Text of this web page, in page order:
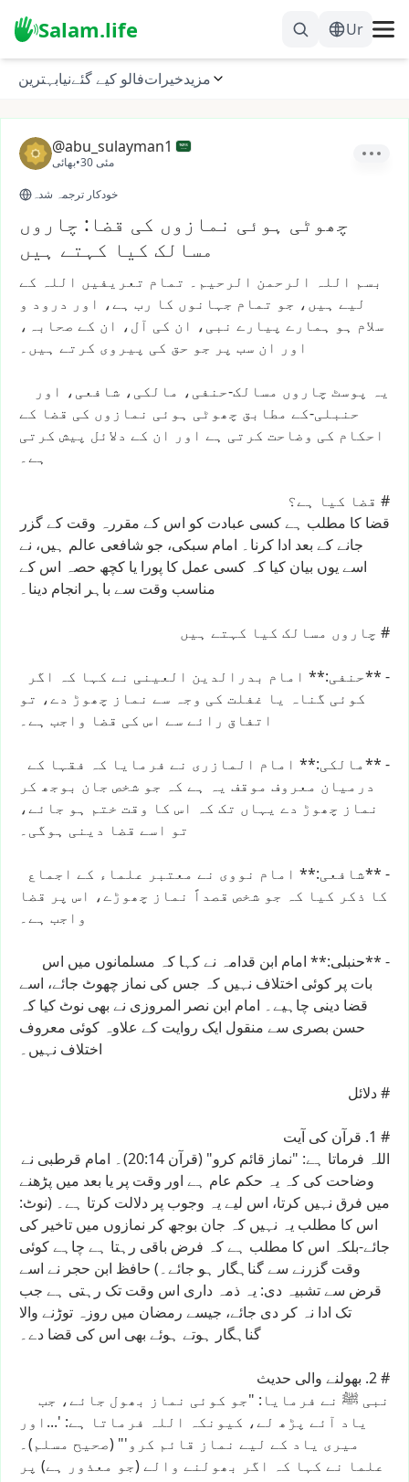
Salam.life Ur
بہتریننیافالو کیے گئےخیراتمزید
@abu_sulayman1
بھائی• 30 مئی
خودکار ترجمہ شدہ
چھوٹی ہوئی نمازوں کی قضا: چاروں
مسالک کیا کہتے ہیں
بسم اللہ الرحمن الرحیم۔ تمام تعریفیں اللہ کے
لیے ہیں، جو تمام جہانوں کا رب ہے، اور درود و
سلام ہو ہمارے پیارے نبی، ان کی آل، ان کے صحابہ،
اور ان سب پر جو حق کی پیروی کرتے ہیں۔
یہ پوسٹ چاروں مسالک-حنفی، مالکی، شافعی، اور
حنبلی-کے مطابق چھوٹی ہوئی نمازوں کی قضا کے
احکام کی وضاحت کرتی ہے اور ان کے دلائل پیش کرتی
ہے۔
# قضا کیا ہے؟
قضا کا مطلب ہےکسی عبادت کو اس کے مقررہ وقت کےگزر
جانےکے بعد ادا کرنا۔ امام سبکی، جو شافعی عالم ہیں، نے
اسے یوں بیان کیا کہ کسی عمل کا پورا یا کچھ حصہ اس کے
مناسب وقت سے باہر انجام دینا۔
# چاروں مسالک کیا کہتے ہیں
- **حنفی:** امام بدرالدین العینی نے کہا کہ اگر
کوئی گناہ یا غفلت کی وجہ سے نماز چھوڑ دے، تو
اتفاق رائے سے اس کی قضا واجب ہے۔
- **مالکی:** امام المازری نے فرمایا کہ فقہا کے
درمیان معروف موقف یہ ہے کہ جو شخص جان بوجھ کر
نماز چھوڑ دے یہاں تک کہ اس کا وقت ختم ہو جائے،
تو اسے قضا دینی ہوگی۔
- **شافعی:** امام نووی نے معتبر علماء کے اجماع
کا ذکر کیا کہ جو شخص قصداً نماز چھوڑے، اس پر قضا
واجب ہے۔
- **حنبلی:** امام ابن قدامہ نےکہا کہ مسلمانوں میں اس
بات پر کوئی اختلاف نہیں کہ جس کی نماز چھوٹ جائے، اسے
قضا دینی چاہیے۔ امام ابن نصر المروزی نے بھی نوٹ کیا کہ
حسن بصری سے منقول ایک روایت کے علاوہ کوئی معروف
اختلاف نہیں۔
#دلائل
#
1. قرآن کی آیت
اللہ فرماتا ہے: "نماز قائم کرو" (قرآن 20:14)۔ امام قرطبی نے
وضاحت کی کہ یہ حکم عام ہے اور وقت پر یا بعد میں پڑھنے
میں فرق نہیں کرتا، اس لیے یہ وجوب پر دلالت کرتا ہے۔ (نوٹ:
اس کا مطلب یہ نہیں کہ جان بوجھ کر نمازوں میں تاخیر کی
جائے-بلکہ اس کا مطلب ہےکہ فرض باقی رہتا ہے چاہےکوئی
وقت گزرنے سےگناہگار ہو جائے۔) حافظ ابن حجر نے اسے
قرض سےتشبیہ دی: یہ ذمہ داری اس وقت تک رہتی ہے جب
تک ادا نہ کر دی جائے، جیسے رمضان میں روزہ توڑنے والا
گناہگار
ہوتے ہوئے بھی اس کی قضا دے۔
#
2. بھولنے والی حدیث
نبی ﷺ نے فرمایا: "جو کوئی نماز بھول جائے، جب
یاد آئے پڑھ لے، کیونکہ اللہ فرماتا ہے: '...اور
میری یاد کے لیے نماز قائم کرو'" (صحیح مسلم)۔
علما نے کہا کہ اگر بھولنے والے(جو معذور ہے) پر